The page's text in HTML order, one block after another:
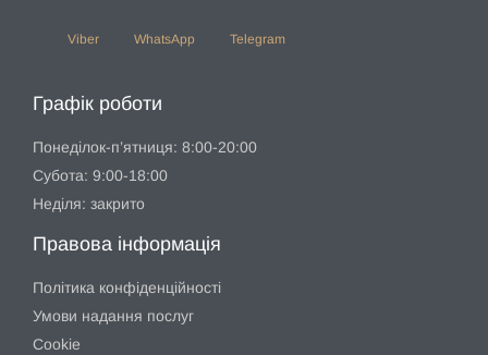
Viber WhatsApp Telegram
Графік роботи
Понеділок-п’ятниця: 8:00-20:00
Субота: 9:00-18:00
Неділя: закрито
Правова інформація
Політика конфіденційності
Умови надання послуг
Cookie